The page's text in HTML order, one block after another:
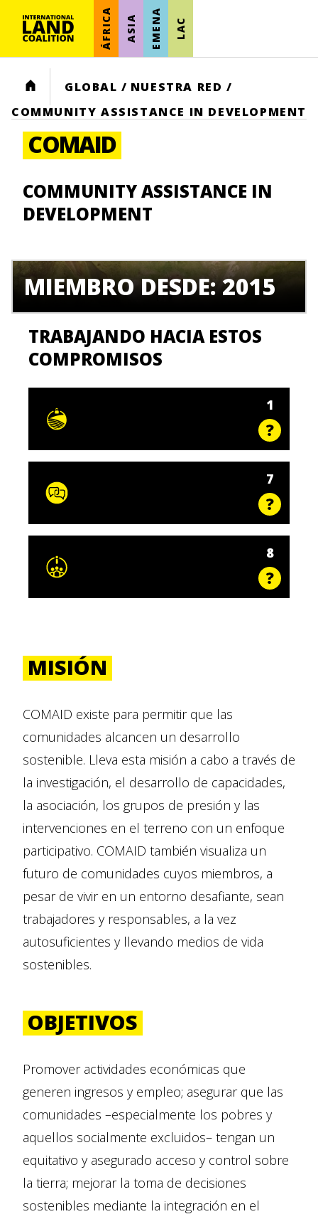
ÁFRICA ASIA EMENA LAC
HOME GLOBAL / NUESTRA RED /
COMMUNITY ASSISTANCE IN DEVELOPMENT
COMAID
COMMUNITY ASSISTANCE IN
DEVELOPMENT
MIEMBRO DESDE: 2015
TRABAJANDO HACIA ESTOS
COMPROMISOS
1
7
8
MISIÓN
COMAID existe para permitir que las
comunidades alcancen un desarrollo
sostenible. Lleva esta misión a cabo a través de
la investigación, el desarrollo de capacidades,
la asociación, los grupos de presión y las
intervenciones en el terreno con un enfoque
participativo. COMAID también visualiza un
futuro de comunidades cuyos miembros, a
pesar de vivir en un entorno desafiante, sean
trabajadores y responsables, a la vez
autosuficientes y llevando medios de vida
sostenibles.
OBJETIVOS
Promover actividades económicas que
generen ingresos y empleo; asegurar que las
comunidades –especialmente los pobres y
aquellos socialmente excluidos– tengan un
equitativo y asegurado acceso y control sobre
la tierra; mejorar la toma de decisiones
sostenibles mediante la integración en el